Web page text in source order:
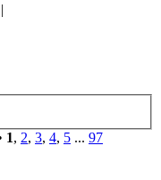
|
1, 2, 3, 4, 5 ... 97